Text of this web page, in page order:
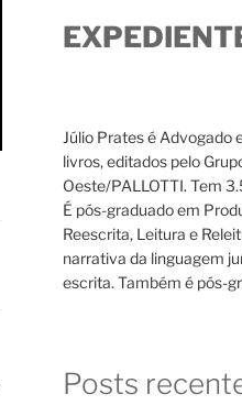
Próximo
Júlio Prates é Advogado
livros, editados pelo
Oeste/PALLOTTI. Tem
É pós-graduado em
Reescrita, Leitura e
narrativa da linguagem
escrita. Também é pós-
Posts